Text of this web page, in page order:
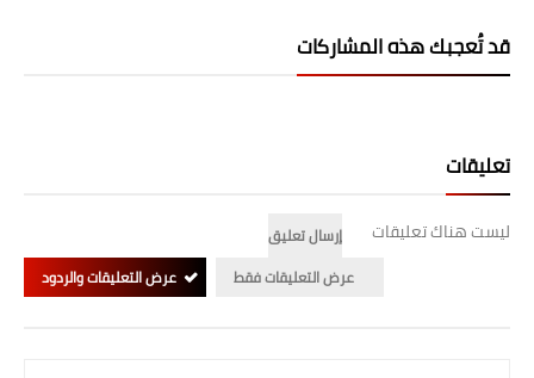
العالي
قد تُعجبك هذه المشاركات
تعليقات
ليست هناك تعليقات
إرسال تعليق
عرض التعليقات فقط
عرض التعليقات والردود